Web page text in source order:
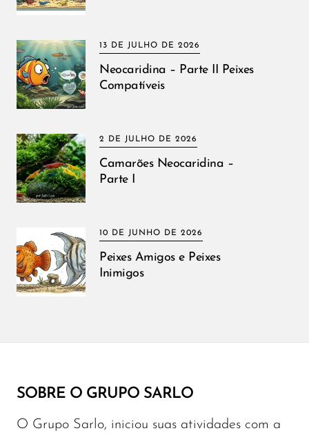
13 DE JULHO DE 2026
Neocaridina – Parte II Peixes
Compatíveis
2 DE JULHO DE 2026
Camarões Neocaridina –
Parte I
10 DE JUNHO DE 2026
Peixes Amigos e Peixes
Inimigos
SOBRE O GRUPO SARLO
O Grupo Sarlo, iniciou suas atividades com a